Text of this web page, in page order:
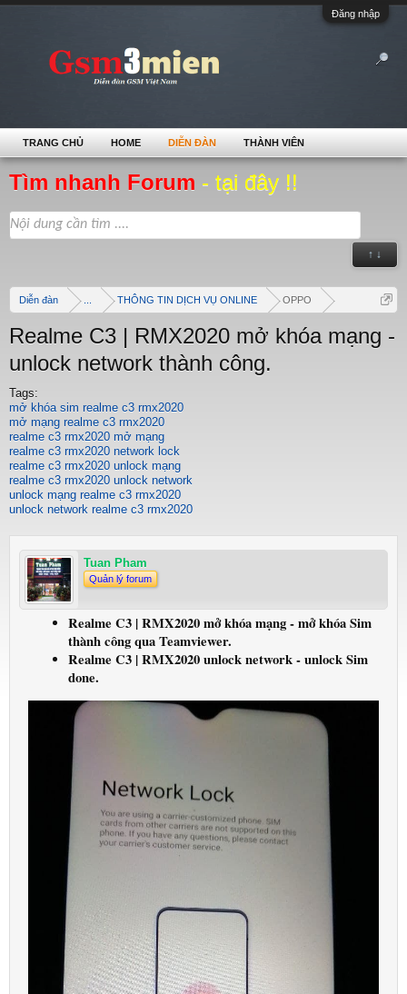
Đăng nhập
Tìm nhanh Forum - tại đây !!
↑ ↓
Diễn đàn THÔNG TIN DỊCH VỤ ONLINE OPPO
Realme C3 | RMX2020 mở khóa mạng -
unlock network thành công.
Tags:
mở khóa sim realme c3 rmx2020
mở mạng realme c3 rmx2020
realme c3 rmx2020 mở mạng
realme c3 rmx2020 network lock
realme c3 rmx2020 unlock mạng
realme c3 rmx2020 unlock network
unlock mạng realme c3 rmx2020
unlock network realme c3 rmx2020
Tuan Pham
Quản lý forum
Realme C3 | RMX2020 mở khóa mạng - mở khóa Sim
thành công qua Teamviewer.
Realme C3 | RMX2020 unlock network - unlock Sim
done.
TRANG CHỦ HOME DIỄN ĐÀN THÀNH VIÊN